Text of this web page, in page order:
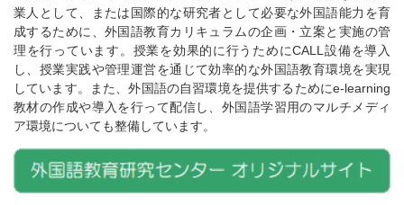
業人として、または国際的な研究者として必要な外国語能力を育
成するために、外国語教育カリキュラムの企画・立案と実施の管
理を行っています。授業を効果的に行うためにCALL設備を導入
し、授業実践や管理運営を通じて効率的な外国語教育環境を実現
しています。また、外国語の自習環境を提供するためにe-learning
教材の作成や導入を行って配信し、外国語学習用のマルチメディ
ア環境についても整備しています。